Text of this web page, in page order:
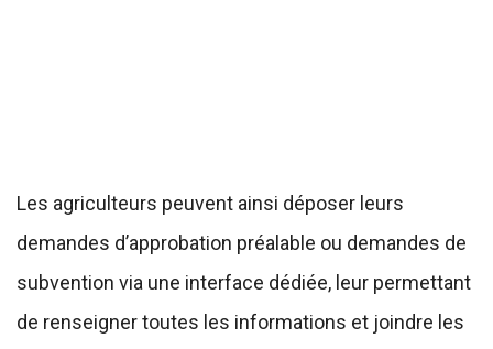
Les agriculteurs peuvent ainsi déposer leurs
demandes d’approbation préalable ou demandes de
subvention via une interface dédiée, leur permettant
de renseigner toutes les informations et joindre les